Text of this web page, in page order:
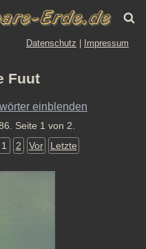
Datenschutz Impressum
Fuut
einblenden
Seite 1 von 2.
1 2 Vor Letzte